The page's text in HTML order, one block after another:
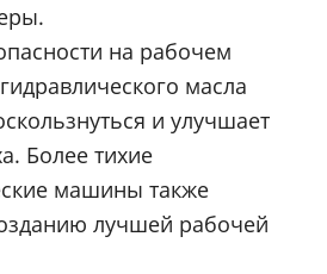
на рабочем
масла
и улучшает
Более тихие
машины также
лучшей рабочей